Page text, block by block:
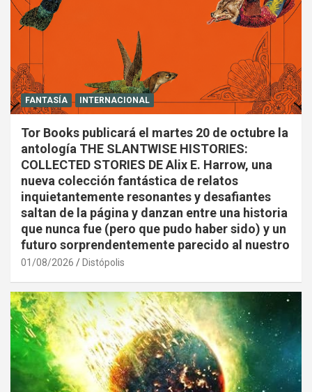
FANTASÍA INTERNACIONAL
Tor Books publicará el martes 20 de octubre la
antología THE SLANTWISE HISTORIES:
COLLECTED STORIES DE Alix E. Harrow, una
nueva colección fantástica de relatos
inquietantemente resonantes y desafiantes
saltan de la página y danzan entre una historia
que nunca fue (pero que pudo haber sido) y un
futuro sorprendentemente parecido al nuestro
01/08/2026 Distópolis